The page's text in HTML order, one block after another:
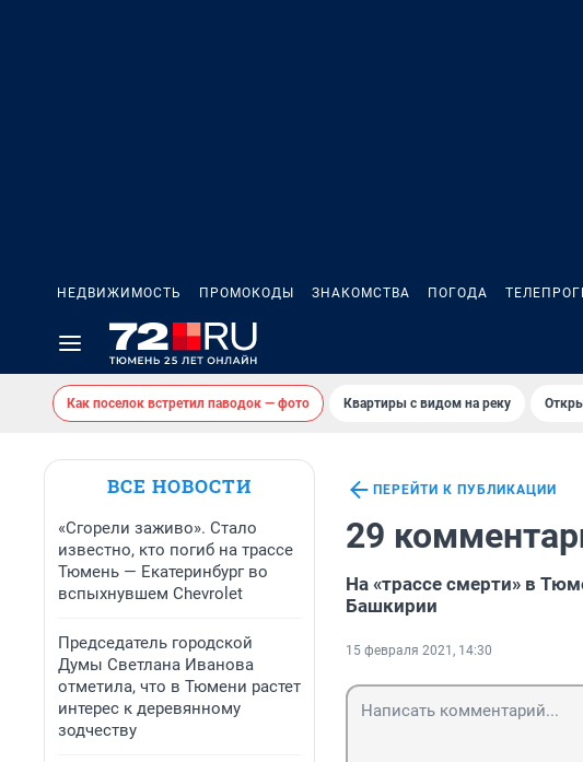
НЕДВИЖИМОСТЬ ПРОМОКОДЫ ЗНАКОМСТВА ПОГОДА
Как поселок встретил паводок — фото Квартиры с видом на реку
ВСЕ НОВОСТИ
«Сгорели заживо». Стало
известно, кто погиб на трассе
Тюмень — Екатеринбург во
вспыхнувшем Chevrolet
Председатель городской
Думы Светлана Иванова
отметила, что в Тюмени растет
интерес к деревянному
зодчеству
ПЕРЕЙТИ К ПУБЛИКАЦИИ
29
На «трассе смерти» в
Башкирии
15 февраля 2021, 14:30